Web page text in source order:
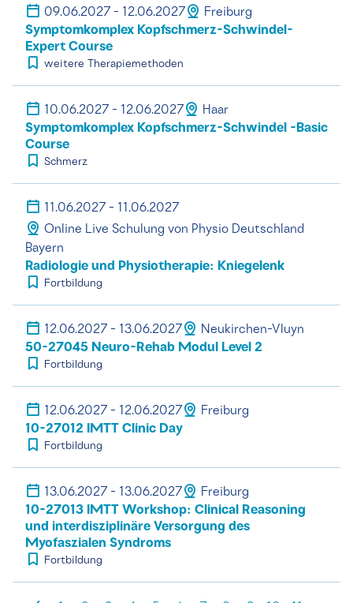
09.06.2027 - 12.06.2027 Freiburg
Symptomkomplex Kopfschmerz-Schwindel-
Expert Course
weitere Therapiemethoden
10.06.2027 - 12.06.2027 Haar
Symptomkomplex Kopfschmerz-Schwindel -Basic
Course
Schmerz
11.06.2027 - 11.06.2027
Online Live Schulung von Physio Deutschland
Bayern
Radiologie und Physiotherapie: Kniegelenk
Fortbildung
12.06.2027 - 13.06.2027 Neukirchen-Vluyn
50-27045 Neuro-Rehab Modul Level 2
Fortbildung
12.06.2027 - 12.06.2027 Freiburg
10-27012 IMTT Clinic Day
Fortbildung
13.06.2027 - 13.06.2027 Freiburg
10-27013 IMTT Workshop: Clinical Reasoning
und interdisziplinäre Versorgung des
Myofaszialen Syndroms
Fortbildung